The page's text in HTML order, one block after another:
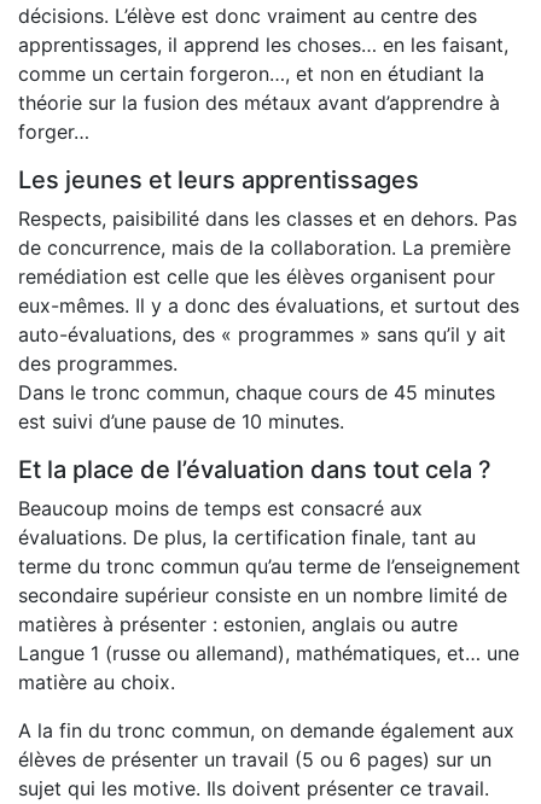
décisions. L’élève est donc vraiment au centre des
apprentissages, il apprend les choses… en les faisant,
comme un certain forgeron…, et non en étudiant la
théorie sur la fusion des métaux avant d’apprendre à
forger…
Les jeunes et leurs apprentissages
Respects, paisibilité dans les classes et en dehors. Pas
de concurrence, mais de la collaboration. La première
remédiation est celle que les élèves organisent pour
eux-mêmes. Il y a donc des évaluations, et surtout des
auto-évaluations, des « programmes » sans qu’il y ait
des programmes.
Dans le tronc commun, chaque cours de 45 minutes
est suivi d’une pause de 10 minutes.
Et la place de l’évaluation dans tout cela ?
Beaucoup moins de temps est consacré aux
évaluations. De plus, la certification finale, tant au
terme du tronc commun qu’au terme de l’enseignement
secondaire supérieur consiste en un nombre limité de
matières à présenter : estonien, anglais ou autre
Langue 1 (russe ou allemand), mathématiques, et… une
matière au choix.
A la fin du tronc commun, on demande également aux
élèves de présenter un travail (5 ou 6 pages) sur un
sujet qui les motive. Ils doivent présenter ce travail.